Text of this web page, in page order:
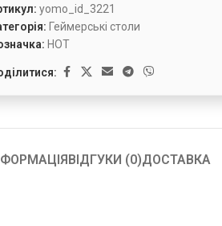
yomo_id_3221
Геймерські столи
HOT
ВІДГУКИ (0)ДОСТАВКА